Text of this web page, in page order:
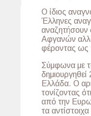
Ο ίδιος
Έλληνες
Αφγανών αλλά
φέροντας ως
Σύμφωνα με
Ελλάδα. Ο
τονίζοντας
από την
τα